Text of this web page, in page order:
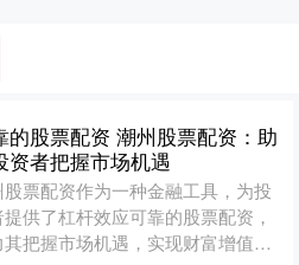
的股票配资 潮州股票配资：助
资者把握市场机遇
票配资作为一种金融工具，为投
提供了杠杆效应可靠的股票配资，
其把握市场机遇，实现财富增值。